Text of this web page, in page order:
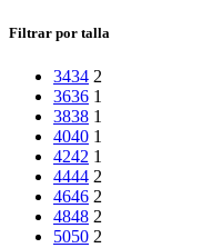
Filtrar por talla
3434 2
3636 1
3838 1
4040 1
4242 1
4444 2
4646 2
4848 2
5050 2